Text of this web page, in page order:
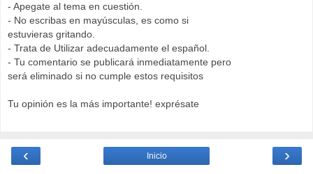
- Apegate al tema en cuestión.
- No escribas en mayúsculas, es como si
estuvieras gritando.
- Trata de Utilizar adecuadamente el español.
- Tu comentario se publicará inmediatamente pero
será eliminado si no cumple estos requisitos
Tu opinión es la más importante! exprésate
‹ ›
Inicio